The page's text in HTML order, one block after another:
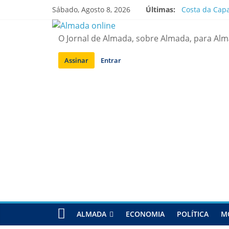
Sábado, Agosto 8, 2026 Últimas:
Costa da
Laranjeiro |
Ponte 25 de
O Jornal de Almada, sobre Almada, para
Assinar Entrar
ALMADA ECONOMIA POLÍTICA